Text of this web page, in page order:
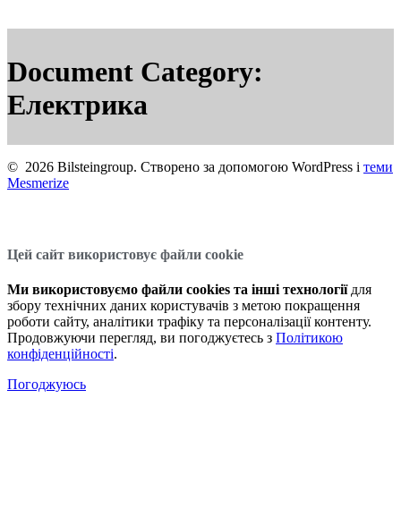
Document Category:
Електрика
© 2026 Bilsteingroup. Створено за допомогою WordPress і теми
Mesmerize
Цей сайт використовує файли cookie
Ми використовуємо файли cookies та інші технологіїдля
збору технічних даних користувачів з метою покращення
роботи сайту, аналітики трафіку та персоналізації контенту.
Продовжуючи перегляд, ви погоджуєтесь з Політикою
конфіденційності.
Погоджуюсь